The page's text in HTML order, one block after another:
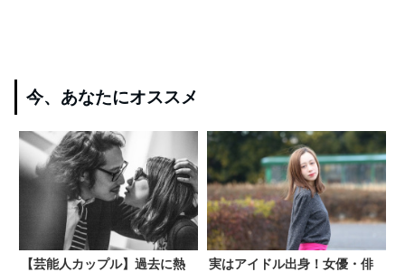
今、あなたにオススメ
【芸能人カップル】過去に熱
実はアイドル出身！女優・俳